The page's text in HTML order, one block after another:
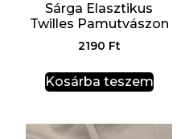
Sárga Elasztikus
Twilles Pamutvászon
2190 Ft
Kosárba teszem